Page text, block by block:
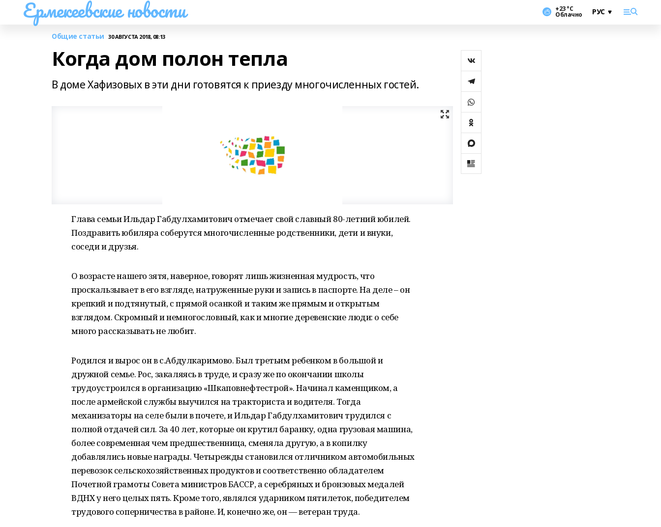
Ермекеевские новости +23 °С
Облачно
Общие статьи 30 АВГУСТА 2018, 08:13
Когда дом полон тепла
В доме Хафизовых в эти дни готовятся к приезду многочисленных гостей.
Глава семьи Ильдар Габдулхамитович отмечает свой славный 80-летний юбилей.
Поздравить юбиляра соберутся многочисленные родственники, дети и внуки,
соседи и друзья.
О возрасте нашего зятя, наверное, говорят лишь жизненная мудрость, что
проскальзывает в его взгляде, натруженные руки и запись в паспорте. На деле – он
крепкий и подтянутый, с прямой осанкой и таким же прямым и открытым
взглядом. Скромный и немногословный, как и многие деревенские люди: о себе
много рассказывать не любит.
Родился и вырос он в с.Абдулкаримово. Был третьим ребенком в большой и
дружной семье. Рос, закаляясь в труде, и сразу же по окончании школы
трудоустроился в организацию «Шкаповнефтестрой». Начинал каменщиком, а
после армейской службы выучился на тракториста и водителя. Тогда
механизаторы на селе были в почете, и Ильдар Габдулхамитович трудился с
полной отдачей сил. За 40 лет, которые он крутил баранку, одна грузовая машина,
более современная чем предшественница, сменяла другую, а в копилку
добавлялись новые награды. Четырежды становился отличником автомобильных
перевозок сельскохозяйственных продуктов и соответственно обладателем
Почетной грамоты Совета министров БАССР, а серебряных и бронзовых медалей
ВДНХ у него целых пять. Кроме того, являлся ударником пятилеток, победителем
трудового соперничества в районе. И, конечно же, он — ветеран труда.